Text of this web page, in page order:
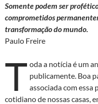
Somente podem ser
comprometidos
transformação do mundo.
Paulo Freire
T oda a notícia é um
publicamente. Boa
associada com
cotidiano de nossas casas,